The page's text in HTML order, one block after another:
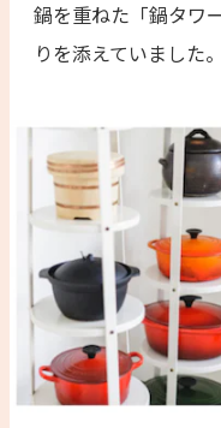
鍋を重ねた「鍋タワ
りを添えていました。